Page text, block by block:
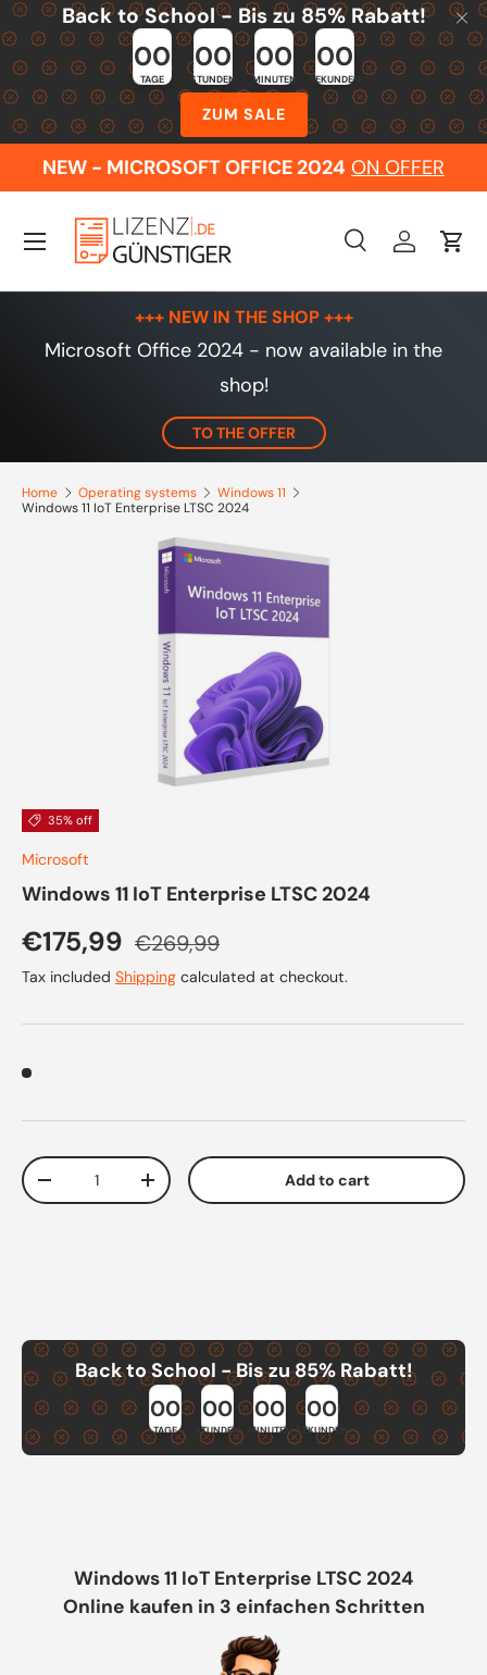
Skip to content
Back to School - Bis zu 85% Rabatt!
00
TAGE
00
STUNDEN
00
MINUTEN
00
SEKUNDEN
ZUM SALE
NEW - MICROSOFT OFFICE 2024 ON OFFER
Search
SearchLog inCart
Menu
+++ NEW IN THE SHOP +++
Microsoft Office 2024 - now available in the
shop!
TO THE OFFER
Home Operating systems
Windows 11
Windows 11 IoT Enterprise LTSC 2024
Skip to product information
35% off
Microsoft
Windows 11 IoT Enterprise LTSC 2024
Sale price
€175,99 Regular price
€269,99
Tax included Shipping calculated at checkout.
Qty
Decrease quantityIncrease quantity Add to cart
Back to School - Bis zu 85% Rabatt!
00
TAGE
00
STUNDEN
00
MINUTEN
00
SEKUNDEN
Windows 11 IoT Enterprise LTSC 2024
Online kaufen in 3 einfachen Schritten